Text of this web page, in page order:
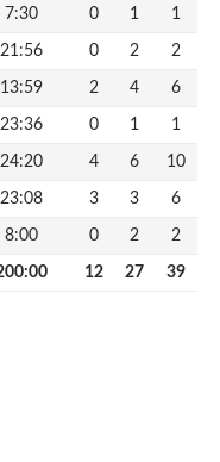
7:30 0 1 1
21:56 0 2 2
13:59 2 4 6
23:36 0 1 1
24:20 4 6 10
23:08 3 3 6
8:00 0 2 2
12 27 39